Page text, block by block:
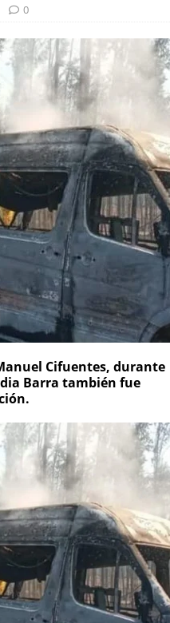
0
Cifuentes, durante
Barra también fue